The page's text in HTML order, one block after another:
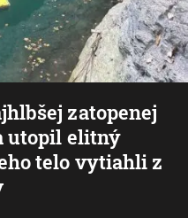
zatopenej
utopil elitný
telo vytiahli z